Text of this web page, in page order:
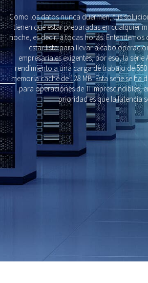
Como los datos nunca duermen, tus
tienen que estar preparadas en cualquier
noche, es decir, a todas horas. Entendemos
estar lista para llevar a cabo
empresariales exigentes, por eso, la serie
rendimiento a una carga de trabajo de
memoria caché de 128 MB. Esta serie se ha
para operaciones de TI imprescindibles,
prioridad es que la latencia